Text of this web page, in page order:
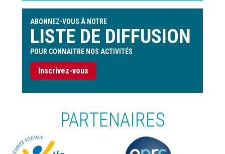
ABONNEZ-VOUS À NOTRE
LISTE DE DIFFUSION
POUR CONNAITRE NOS ACTIVITÉS
Inscrivez-vous
PARTENAIRES